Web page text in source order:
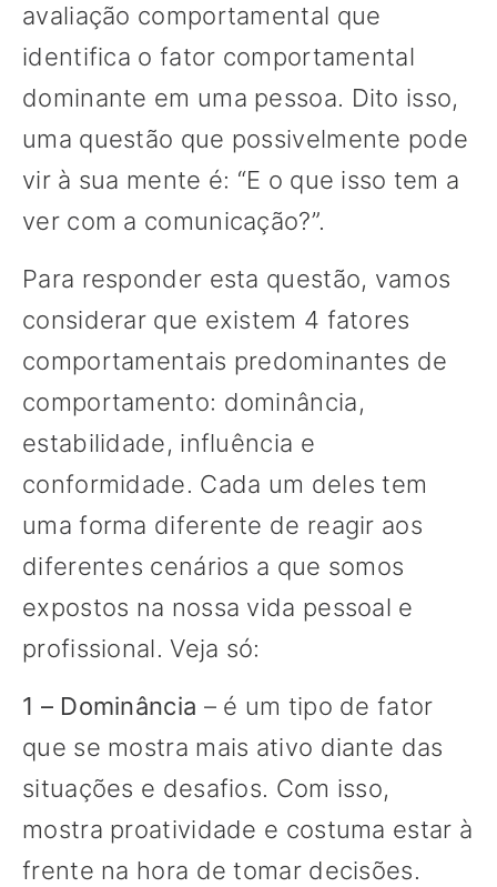
avaliação comportamental que
identifica o fator comportamental
dominante em uma pessoa. Dito isso,
uma questão que possivelmente pode
vir à sua mente é: “E o que isso tem a
ver com a comunicação?”.
Para responder esta questão, vamos
considerar que existem 4 fatores
comportamentais predominantes de
comportamento: dominância,
estabilidade, influência e
conformidade. Cada um deles tem
uma forma diferente de reagir aos
diferentes cenários a que somos
expostos na nossa vida pessoal e
profissional. Veja só:
1 – Dominância – é um tipo de fator
que se mostra mais ativo diante das
situações e desafios. Com isso,
mostra proatividade e costuma estar à
frente na hora de tomar decisões.